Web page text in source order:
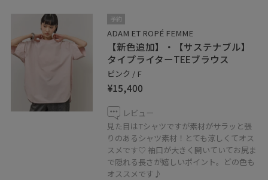
実はシャツ素材なので、カジュアルな中にも程よいきち
んと感をプラスしてくれます。
淡いピンクとブラックの組み合わせで甘さを抑え、大人
のリラックススタイルに。
体のラインを拾わないゆったりシルエットで、暑い季節
も快適。
つい手に取りたくなる、デイリー使いにおすすめのアイ
●記載のないものにつきましては私物となります。
予約
ADAM ET ROPÉ FEMME
【新色追加】・【サステナブル】
タイプライターTEEブラウス
ピンク / F
¥15,400
レビュー
見た目はTシャツですが素材がサラッと張
りのあるシャツ素材！とても涼しくてオス
スメです♡ 袖口が大きく開いていてお尻ま
で隠れる長さが嬉しいポイント。どの色も
オススメです♪